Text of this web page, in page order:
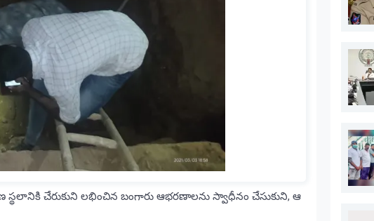
చేరుకుని లభించిన బంగారు ఆభరణాలను స్వాధీనం చేసుకుని, ఆ